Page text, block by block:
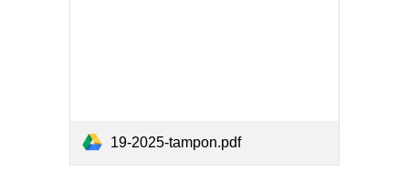
19-2025-tampon.pdf